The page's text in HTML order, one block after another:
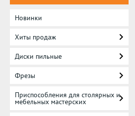
Новинки
Хиты продаж
Диски пильные
Фрезы
Приспособления для столярных и
мебельных мастерских